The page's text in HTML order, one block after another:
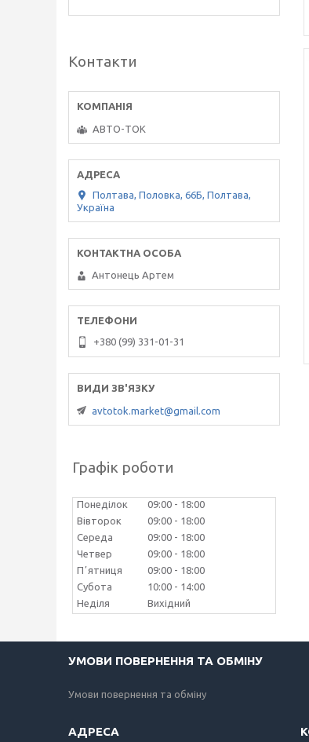
Контакти
АВТО-ТОК
Полтава, Половка, 66Б, Полтава,
Україна
Антонець Артем
+380 (99) 331-01-31
avtotok.market@gmail.com
Графік роботи
Понеділок 09:00
18:00
Вівторок
09:00
18:00
Середа
09:00
18:00
Четвер
09:00
18:00
Пʼятниця
09:00
18:00
Субота
10:00
14:00
Неділя
Вихідний
УМОВИ ПОВЕРНЕННЯ ТА ОБМІНУ
Умови повернення та обміну